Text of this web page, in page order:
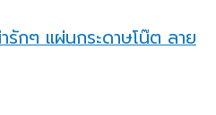
รักๆ แผ่นกระดาษโน๊ต ลาย